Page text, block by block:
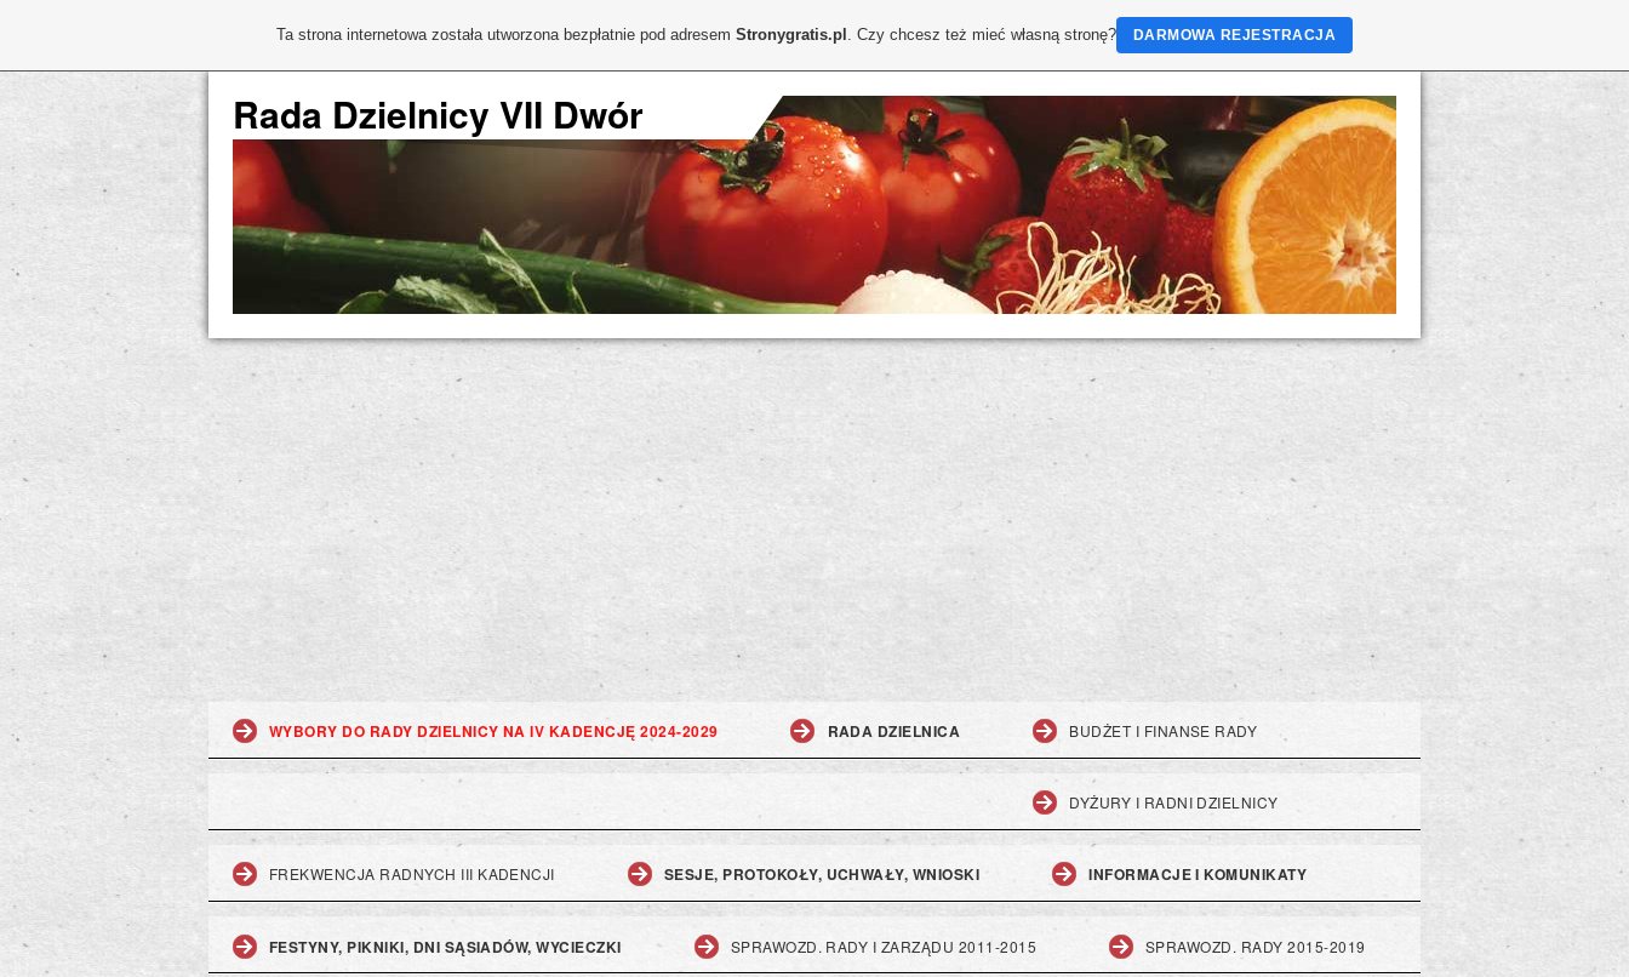
Rada Dzielnicy VII Dwór
WYBORY DO RADY DZIELNICY NA IV KADENCJĘ 2024-2029 RADA DZIELNICA BUDŻET I FINANSE RADY
DYŻURY I RADNI DZIELNICY
FREKWENCJA RADNYCH III KADENCJI SESJE, PROTOKOŁY, UCHWAŁY, WNIOSKI INFORMACJE I KOMUNIKATY
FESTYNY, PIKNIKI, DNI SĄSIADÓW, WYCIECZKI SPRAWOZD. RADY I ZARZĄDU 2011-2015 SPRAWOZD. RADY 2015-2019
Ta strona internetowa została utworzona bezpłatnie pod adresem Stronygratis.pl . Czy chcesz też mieć własną stronę? DARMOWA REJESTRACJA